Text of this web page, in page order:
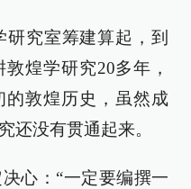
研究室筹建算起，到
煌学研究20多年，
的敦煌历史，虽然成
还没有贯通起来。
心：“一定要编撰一